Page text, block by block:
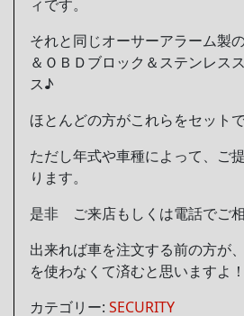
ィです。
それと同じオーサーアラーム製
＆ＯＢＤブロック＆ステンレス
ス♪
ほとんどの方がこれらをセット
ただし年式や車種によって、ご
ります。
是非 ご来店もしくは電話でご相
出来れば車を注文する前の方が
を使わなくて済むと思いますよ！
カテゴリー: SECURITY